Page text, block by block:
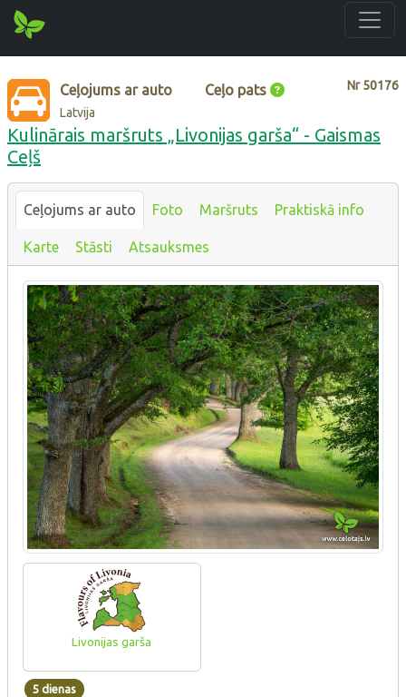
Nr50176
Ceļojums ar auto Ceļo pats
Latvija
Kulinārais maršruts „Livonijas garša“ - Gaismas
Ceļš
Ceļojums ar auto Foto Maršruts Praktiskā info
Karte Stāsti Atsauksmes
Livonijas garša
5 dienas